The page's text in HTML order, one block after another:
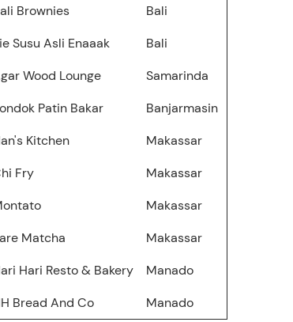
Brownies
Bali
Susu Asli Enaaak
Bali
Wood Lounge
Samarinda
Patin Bakar
Banjarmasin
Kitchen
Makassar
Fry
Makassar
Makassar
Matcha
Makassar
Hari Resto & Bakery
Manado
Bread And Co
Manado